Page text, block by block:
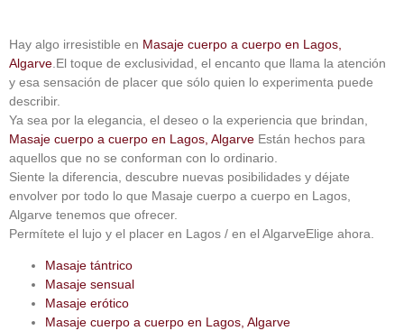
Hay algo irresistible en Masaje cuerpo a cuerpo en Lagos,
Algarve .El toque de exclusividad, el encanto que llama la atención
y esa sensación de placer que sólo quien lo experimenta puede
describir.
Ya sea por la elegancia, el deseo o la experiencia que brindan,
Masaje cuerpo a cuerpo en Lagos, Algarve Están hechos para
aquellos que no se conforman con lo ordinario.
Siente la diferencia, descubre nuevas posibilidades y déjate
envolver por todo lo que Masaje cuerpo a cuerpo en Lagos,
Algarve tenemos que ofrecer.
Permítete el lujo y el placer en Lagos / en el AlgarveElige ahora.
Masaje tántrico
Masaje sensual
Masaje erótico
Masaje cuerpo a cuerpo en Lagos, Algarve